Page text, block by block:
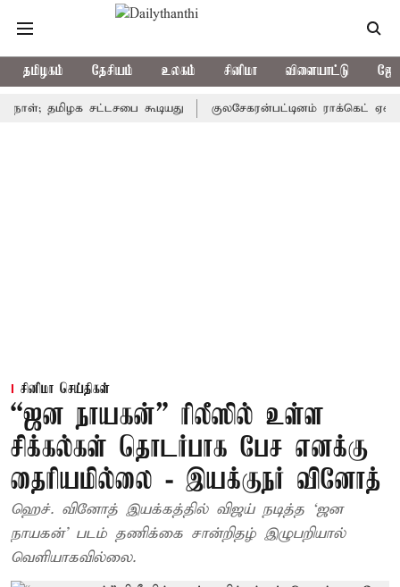
தமிழகம் தேசியம் உலகம் சினிமா விளையாட்டு
சட்டசபை கூடியது குலசேகரன்பட்டினம் ராக்கெட் ஏவுதளம்
சினிமா செய்திகள்
“ஜன நாயகன்” ரிலீஸில் உள்ள
சிக்கல்கள் தொடர்பாக பேச எனக்கு
தைரியமில்லை - இயக்குநர் வினோத்
ஹெச். வினோத் இயக்கத்தில் விஜய் நடித்த ‘ஜன
நாயகன்’ படம் தணிக்கை சான்றிதழ் இழுபறியால்
வெளியாகவில்லை.